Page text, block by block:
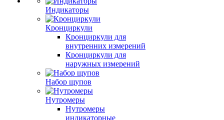
Индикаторы
Кронциркули
Кронциркули для
внутренних измерений
Кронциркули для
наружных измерений
Набор щупов
Нутромеры
Нутромеры
индикаторные